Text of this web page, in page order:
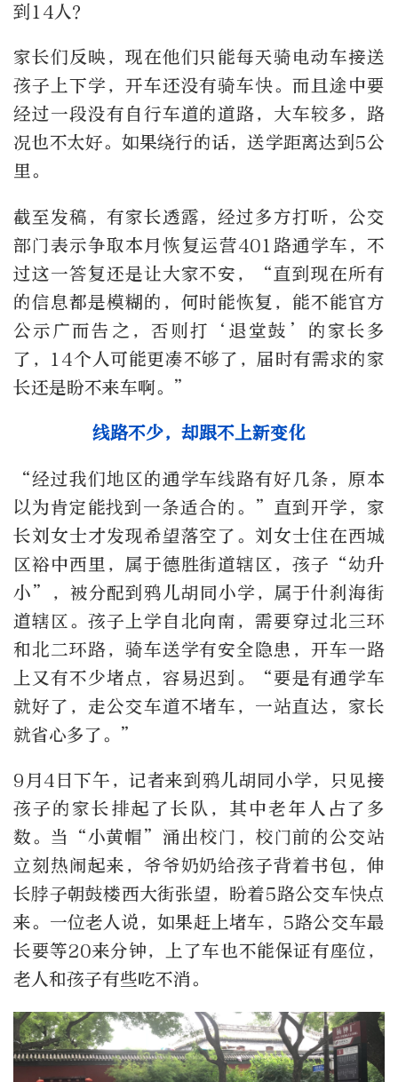
到 14人？
家长们反映，现在他们只能每天骑电动车接送
孩子上下学，开车还没有骑车快。而且途中要
经过一段没有自行车道的道路，大车较多，路
况也不太好。如果绕行的话，送学距离达到 5公
里。
截至发稿，有家长透露，经过多方打听，公交
部门表示争取本月恢复运营401 路通学车，不
过这一答复还是让大家不安，
“直到现在所有
的信息都是模糊的，何时能恢复，能不能官方
公示广而告之，否则打
‘ 退堂鼓 ’
的家长多
了，
14个人可能更凑不够了，届时有需求的家
长还是盼不来车啊。 ”
线路不少，却跟不上新变化
“经过我们地区的通学车线路有好几条，原本
以为肯定能找到一条适合的。
”
直到开学，家
长刘女士才发现希望落空了。刘女士住在西城
区裕中西里，属于德胜街道辖区，孩子 “幼升
小”
，被分配到鸦儿胡同小学，属于什刹海街
道辖区。孩子上学自北向南，需要穿过北三环
和北二环路，骑车送学有安全隐患，开车一路
上又有不少堵点，容易迟到。
“要是有通学车
就好了，走公交车道不堵车，一站直达，家长
就省心多了。 ”
9 月4 日下午，记者来到鸦儿胡同小学，只见接
孩子的家长排起了长队，其中老年人占了多
数。当
“小黄帽” 涌出校门，校门前的公交站
立刻热闹起来，爷爷奶奶给孩子背着书包，伸
长脖子朝鼓楼西大街张望，盼着5路公交车快点
来。一位老人说，如果赶上堵车， 5路公交车最
长要等20来分钟，上了车也不能保证有座位，
老人和孩子有些吃不消。